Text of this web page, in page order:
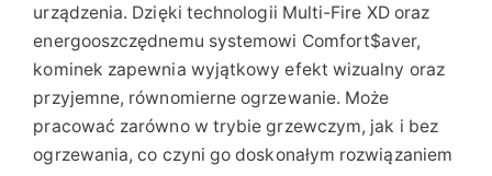
i
e
B
o
urządzenia. Dzięki technologii Multi-Fire XD oraz
energooszczędnemu systemowi Comfort$aver,
kominek zapewnia wyjątkowy efekt wizualny oraz
przyjemne, równomierne ogrzewanie. Może
pracować zarówno w trybie grzewczym, jak i bez
ogrzewania, co czyni go doskonałym rozwiązaniem